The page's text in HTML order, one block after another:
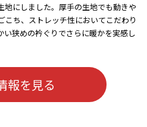
地にしました。厚手の生地でも動きや
こち、ストレッチ性においてこだわり
狭めの衿ぐりでさらに暖かを実感し
報を見る